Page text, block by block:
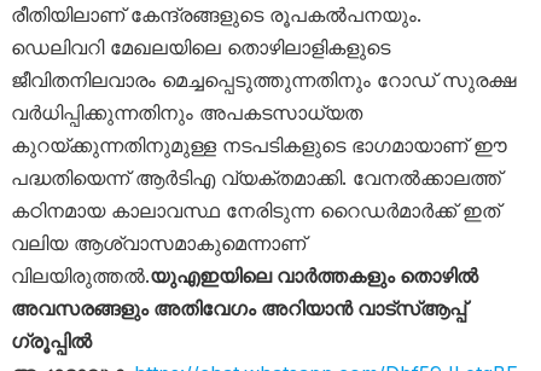
രീതിയിലാണ് കേന്ദ്രങ്ങളുടെ രൂപകൽപനയും.
ഡെലിവറി മേഖലയിലെ തൊഴിലാളികളുടെ
ജീവിതനിലവാരം മെച്ചപ്പെടുത്തുന്നതിനും റോഡ് സുരക്ഷ
വർധിപ്പിക്കുന്നതിനും അപകടസാധ്യത
കുറയ്ക്കുന്നതിനുമുള്ള നടപടികളുടെ ഭാഗമായാണ് ഈ
പദ്ധതിയെന്ന് ആർടിഎ വ്യക്തമാക്കി. വേനൽക്കാലത്ത്
കഠിനമായ കാലാവസ്ഥ നേരിടുന്ന റൈഡർമാർക്ക് ഇത്
വലിയ ആശ്വാസമാകുമെന്നാണ്
വിലയിരുത്തൽ.യുഎഇയിലെ വാർത്തകളും തൊഴിൽ
അവസരങ്ങളും അതിവേഗം അറിയാൻ വാട്സ്ആപ്പ്
ഗ്രൂപ്പിൽ